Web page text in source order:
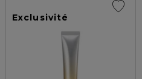
Exclusivité